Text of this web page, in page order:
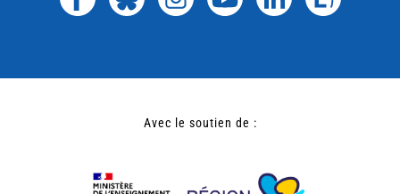
Avec le soutien de :